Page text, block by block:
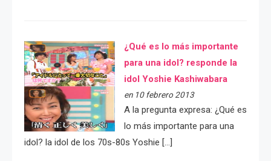
¿Qué es lo más importante
para una idol? responde la
idol Yoshie Kashiwabara
en 10 febrero 2013
A la pregunta expresa: ¿Qué es
lo más importante para una
idol? la idol de los 70s-80s Yoshie […]